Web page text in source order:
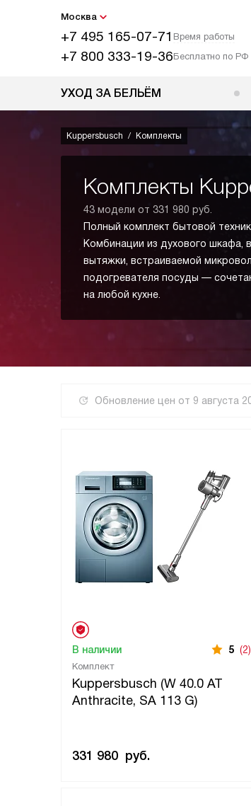
Москва
+7 495 165-07-71 Время работы
+7 800 333-19-36Бесплатно по РФ
УХОД ЗА БЕЛЬЁМ
Kuppersbusch Комплекты
Комплекты
43 модели от 331 980 руб.
Полный комплект бытовой
Комбинации из духового шкафа,
вытяжки, встраиваемой
подогревателя посуды —
на любой кухне.
Обновление цен от 9 августа
Комплект
Kuppersbusch (W 40.0 AT
Anthracite, SA 113 G)
В наличии 5 (2)
331 980 руб.